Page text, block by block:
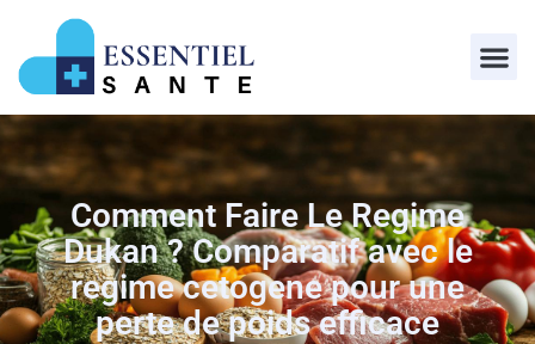
Comment Faire Le Regime
Dukan ? Comparatif avec le
regime cetogene pour une
perte de poids efficace